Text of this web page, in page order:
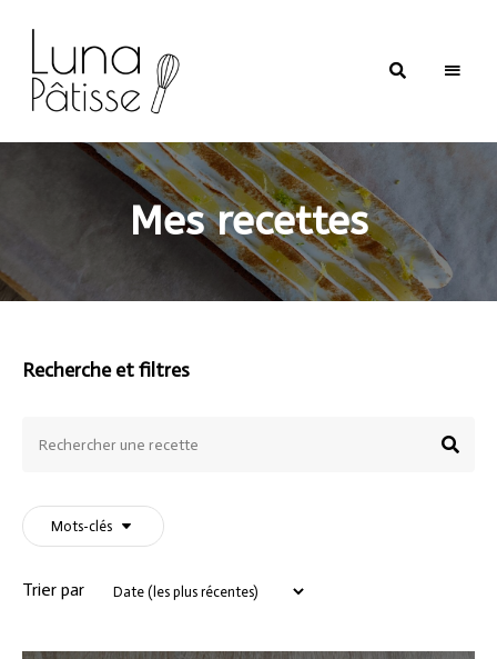
Luna
Pâtisse
Mes recettes
Recherche et filtres
Mots-clés
Trier par